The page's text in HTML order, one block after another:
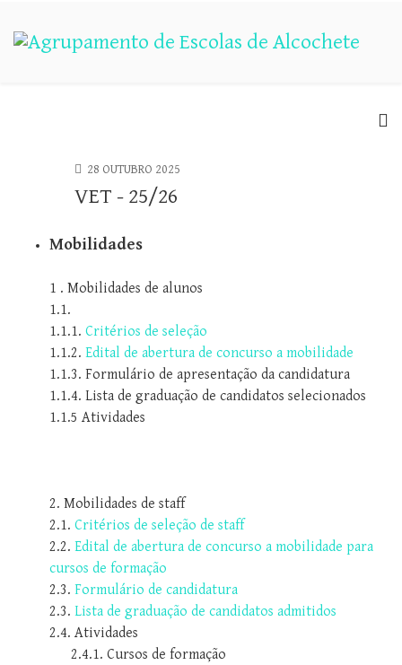
28 OUTUBRO 2025
VET - 25/26
Mobilidades
1 . Mobilidades de alunos
1.1.
1.1.1. Critérios de seleção
1.1.2. Edital de abertura de concurso a mobilidade
1.1.3. Formulário de apresentação da candidatura
1.1.4. Lista de graduação de candidatos selecionados
1.1.5 Atividades
2. Mobilidades de staff
2.1. Critérios de seleção de staff
2.2. Edital de abertura de concurso a mobilidade para
cursos de formação
2.3. Formulário de candidatura
2.3. Lista de graduação de candidatos admitidos
2.4. Atividades
2.4.1. Cursos de formação